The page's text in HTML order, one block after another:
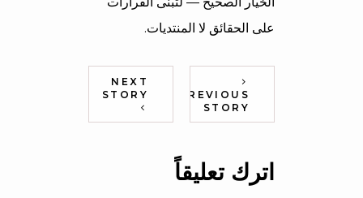
على الحقائق لا المنتديات.
PREVIOUS
STORY
NEXT
STORY
اترك تعليقاً